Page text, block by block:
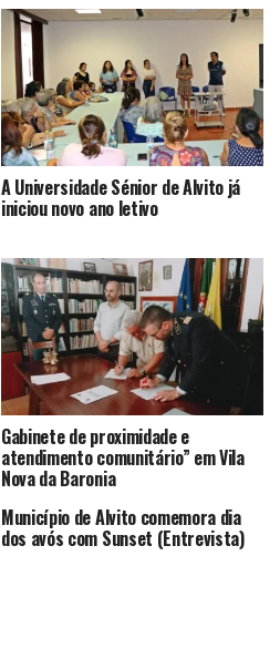
A Universidade Sénior de Alvito já
iniciou novo ano letivo
Gabinete de proximidade e
atendimento comunitário” em Vila
Nova da Baronia
Município de Alvito comemora dia
dos avós com Sunset (Entrevista)